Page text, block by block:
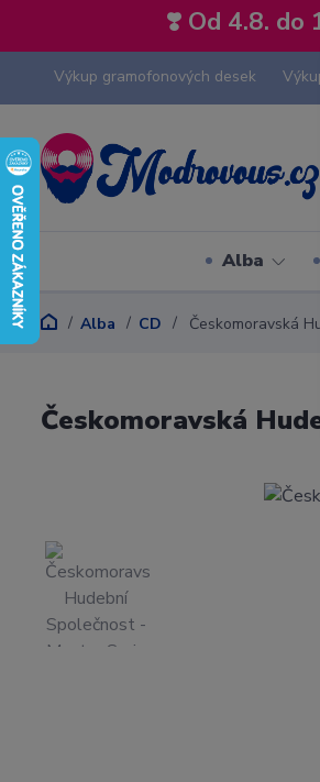
❣️ Od 4.8. do
Výkup gramofonových desek
Alba
Alba CD Českomoravská
Českomoravská